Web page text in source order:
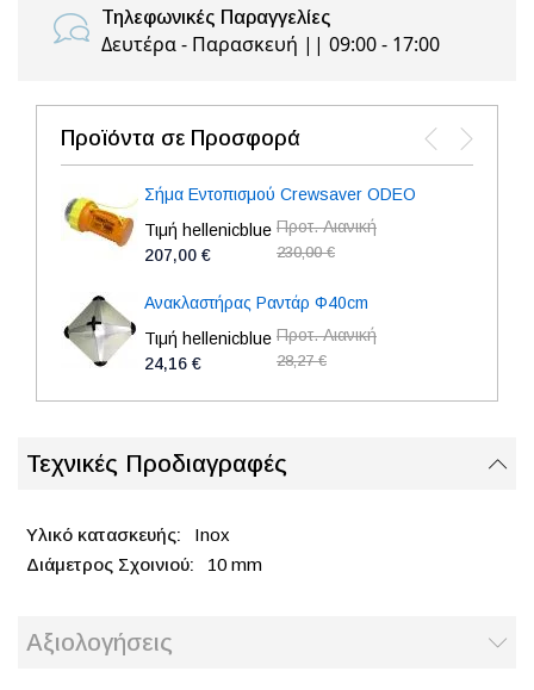
Τηλεφωνικές Παραγγελίες
Δευτέρα - Παρασκευή || 09:00 - 17:00
Προϊόντα σε Προσφορά
Σήμα Εντοπισμού Crewsaver ODEO
Τιμή hellenicblue
207,00 €
Προτ. Λιανική
230,00 €
Ανακλαστήρας Ραντάρ Φ40cm
Τιμή hellenicblue
24,16 €
Προτ. Λιανική
28,27 €
Τεχνικές Προδιαγραφές
Inox
10 mm
Αξιολογήσεις